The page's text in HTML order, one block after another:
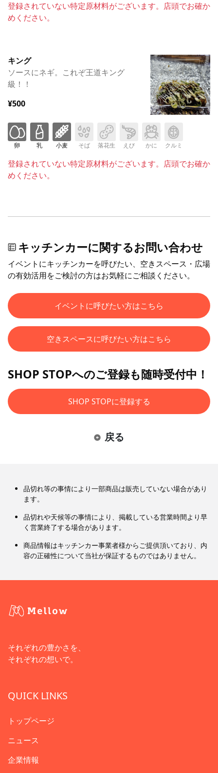
登録されていない特定原材料がございます。店頭でお確か
めください。
キング
ソースにネギ。これぞ王道キング
級！！
¥500
卵 乳 小麦 そば 落花生 えび かに クルミ
登録されていない特定原材料がございます。店頭でお確か
めください。
キッチンカーに関するお問い合わせ
イベントにキッチンカーを呼びたい、空きスペース・広場
の有効活用をご検討の方はお気軽にご相談ください。
イベントに呼びたい方はこちら
空きスペースに呼びたい方はこちら
SHOP STOPへのご登録も随時受付中！
SHOP STOPに登録する
戻る
品切れ等の事情により一部商品は販売していない場合があり
ます。
品切れや天候等の事情により、掲載している営業時間より早
く営業終了する場合があります。
商品情報はキッチンカー事業者様からご提供頂いており、内
容の正確性について当社が保証するものではありません。
それぞれの豊かさを、
それぞれの想いで。
QUICK LINKS
トップページ
ニュース
企業情報